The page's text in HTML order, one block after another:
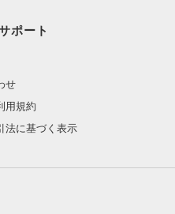
ポート
せ
用規約
法に基づく表示